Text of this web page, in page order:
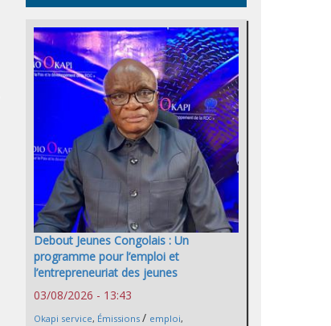
Debout Jeunes Congolais : Un
programme pour l’emploi et
l’entrepreneuriat des jeunes
03/08/2026 - 13:43
Okapi service, Émissions / emploi,